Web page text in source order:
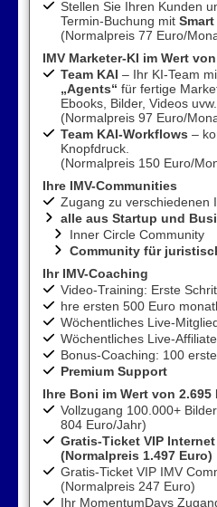
Stellen Sie Ihren Kunden
Termin-Buchung mit
(Normalpreis 77 Euro/
IMV Marketer-KI im Wert
Team KAI – Ihr KI-Team
„Agents“ für fertige
Ebooks, Bilder, Videos uvw.
(Normalpreis 97 Euro/
Team KAI-Workflows –
Knopfdruck.
(Normalpreis 150 Euro/
Ihre IMV-Communities
Zugang zu verschiedenen
alle aus Startup und
Inner Circle Community
Community für
Ihr IMV-Coaching
Video-Training: Erste
hre ersten 500 Euro
Wöchentliches Live-
Wöchentliches Live-
Bonus-Coaching: 100
Premium Support
Ihre Boni im Wert von 2.695
Vollzugang 100.000+
804 Euro/Jahr)
Gratis-Ticket VIP
(Normalpreis 1.497 Euro)
Gratis-Ticket VIP IMV
(Normalpreis 247 Euro)
Ihr MomentumDays